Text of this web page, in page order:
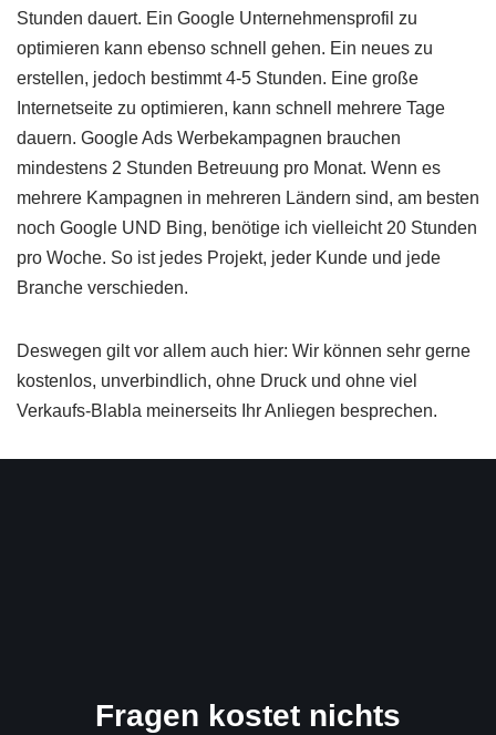
Stunden dauert. Ein Google Unternehmensprofil zu
optimieren kann ebenso schnell gehen. Ein neues zu
erstellen, jedoch bestimmt 4-5 Stunden. Eine große
Internetseite zu optimieren, kann schnell mehrere Tage
dauern. Google Ads Werbekampagnen brauchen
mindestens 2 Stunden Betreuung pro Monat. Wenn es
mehrere Kampagnen in mehreren Ländern sind, am besten
noch Google UND Bing, benötige ich vielleicht 20 Stunden
pro Woche. So ist jedes Projekt, jeder Kunde und jede
Branche verschieden.
Deswegen gilt vor allem auch hier: Wir können sehr gerne
kostenlos, unverbindlich, ohne Druck und ohne viel
Verkaufs-Blabla meinerseits Ihr Anliegen besprechen.
Fragen kostet nichts